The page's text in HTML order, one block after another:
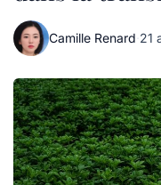
Camille Renard·21